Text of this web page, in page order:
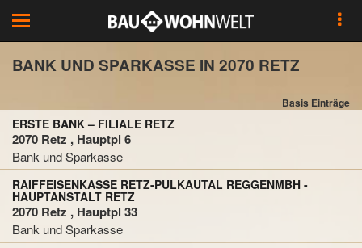
Toggle
navigation
BANK UND SPARKASSE IN 2070 RETZ
Basis Einträge
ERSTE BANK – FILIALE RETZ
2070 Retz , Hauptpl 6
Bank und Sparkasse
RAIFFEISENKASSE RETZ-PULKAUTAL REGGENMBH -
HAUPTANSTALT RETZ
2070 Retz , Hauptpl 33
Bank und Sparkasse